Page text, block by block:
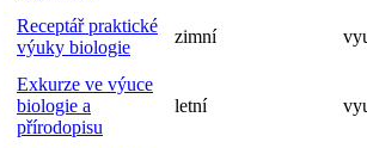
Receptář praktické
výuky biologie
zimní
Exkurze ve výuce
biologie a
přírodopisu
letní